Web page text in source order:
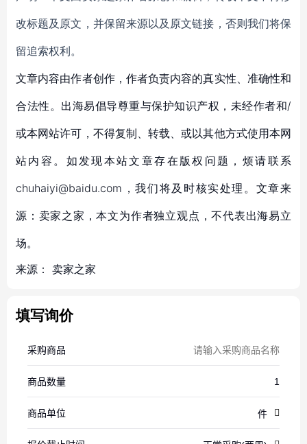
改标题及原文，并保留来源以及原文链接，否则我们将保
留追索权利。
文章内容由作者创作，作者负责内容的真实性、准确性和
合法性。出海易倡导尊重与保护知识产权，未经作者和/
或本网站许可，不得复制、转载、或以其他方式使用本网
站内容。如发现本站文章存在版权问题，烦请联系
chuhaiyi@baidu.com，我们将及时核实处理。文章来
源：卖家之家，本文为作者独立观点，不代表出海易立
场。
来源： 卖家之家
填写询价